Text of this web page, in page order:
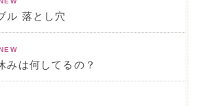
ル 落とし穴
みは何してるの？